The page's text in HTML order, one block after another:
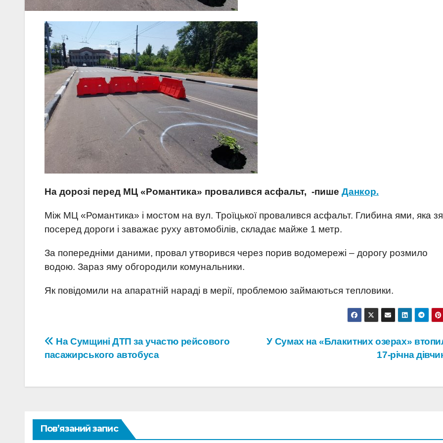
На дорозі перед МЦ «Романтика» провалився аcфальт, -пише Данкор.
Між МЦ «Романтика» і мостом на вул. Троїцької провалився асфальт. Глибина ями, яка
посеред дороги і заважає руху автомобілів, складає майже 1 метр.
За попередніми даними, провал утворився через порив водомережі – дорогу розмило
водою. Зараз яму обгородили комунальники.
Як повідомили на апаратній нараді в мерії, проблемою займаються тепловики.
Навігація
записів
У Сумах на «Блакитних озерах»
17-річна
На Сумщині ДТП за участю рейсового
пасажирського автобуса
Пов’язаний запис